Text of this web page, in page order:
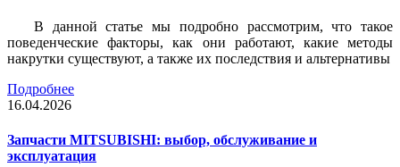
В данной статье мы подробно рассмотрим, что такое
поведенческие факторы, как они работают, какие методы
накрутки существуют, а также их последствия и альтернативы
Подробнее
16.04.2026
Запчасти MITSUBISHI: выбор, обслуживание и
эксплуатация